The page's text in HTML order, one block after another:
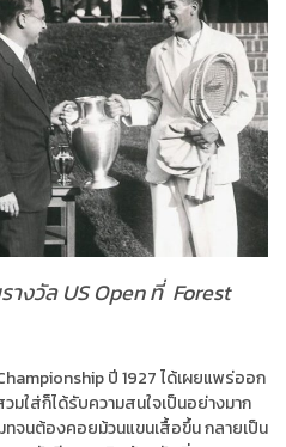
งวัล US Open ที่ Forest
ปี 1927 ได้เผยแพร่ออก
มใส่ก็ได้รับความสนใจเป็นอย่างมาก
ทจนต้องคอยม้วนแขนเสื้อขึ้น กลายเป็น